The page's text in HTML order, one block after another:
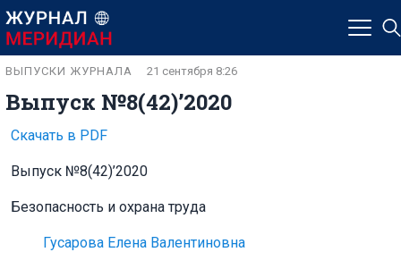
Выпуск №8(42)’2020
ВЫПУСКИ ЖУРНАЛА 21 сентября 8:26
Скачать в PDF
Выпуск №8(42)’2020
Безопасность и охрана труда
Гусарова Елена Валентиновна